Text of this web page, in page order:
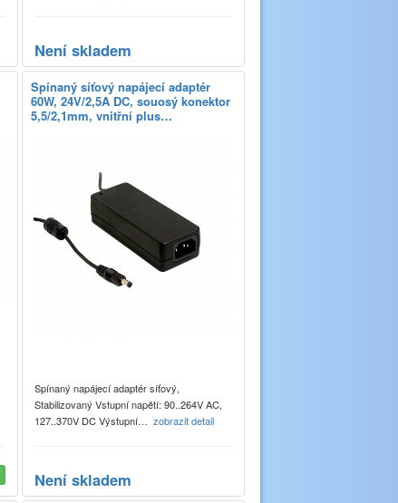
Není skladem
Spínaný síťový napájecí adaptér
60W, 24V/2,5A DC, souosý konektor
5,5/2,1mm, vnitřní plus…
Spínaný napájecí adaptér síťový,
Stabilizovaný Vstupní napětí: 90..264V AC,
127..370V DC Výstupní… zobrazit detail
Není skladem